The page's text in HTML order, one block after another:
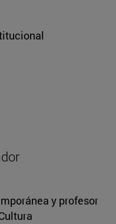
y profesor